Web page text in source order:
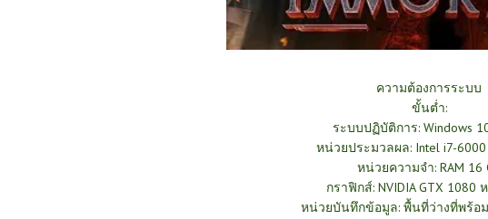
ความต้องการระบบ
ขั้นต่ำ:
ระบบปฏิบัติการ: Windows
หน่วยประมวลผล: Intel i7-
หน่วยความจำ: RAM 16
กราฟิกส์: NVIDIA GTX 1080
หน่วยบันทึกข้อมูล: พื้นที่ว่างที่พร้อม